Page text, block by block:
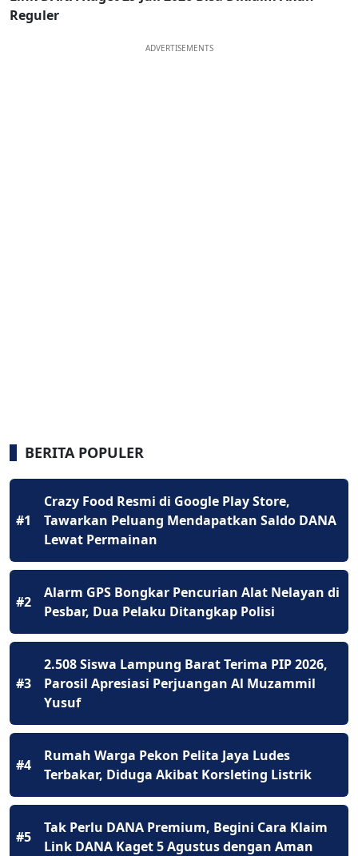
Reguler
ADVERTISEMENTS
BERITA POPULER
#1
Crazy Food Resmi di Google Play Store,
Tawarkan Peluang Mendapatkan Saldo DANA
Lewat Permainan
#2
Alarm GPS Bongkar Pencurian Alat Nelayan di
Pesbar, Dua Pelaku Ditangkap Polisi
#3
2.508 Siswa Lampung Barat Terima PIP 2026,
Parosil Apresiasi Perjuangan Al Muzammil
Yusuf
#4
Rumah Warga Pekon Pelita Jaya Ludes
Terbakar, Diduga Akibat Korsleting Listrik
#5
Tak Perlu DANA Premium, Begini Cara Klaim
Link DANA Kaget 5 Agustus dengan Aman